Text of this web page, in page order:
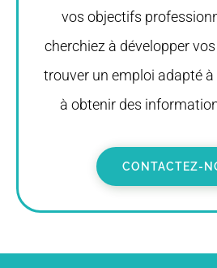
vos objectifs
cherchiez à développer
trouver un emploi adapté
à obtenir des
CONTACTEZ-